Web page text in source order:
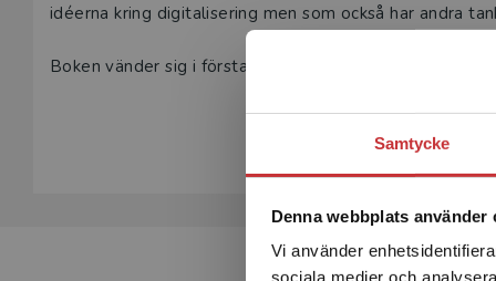
Samtycke
Denna webbplats använder
Vi använder
sociala medier och
idéerna kring digita­lisering men som också har andra
Boken vänder sig i första hand till lärare och
Visa hela